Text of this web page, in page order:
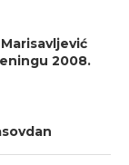
2008.